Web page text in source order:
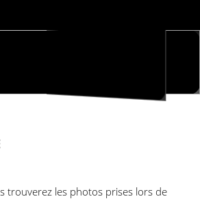
trouverez les photos prises lors de